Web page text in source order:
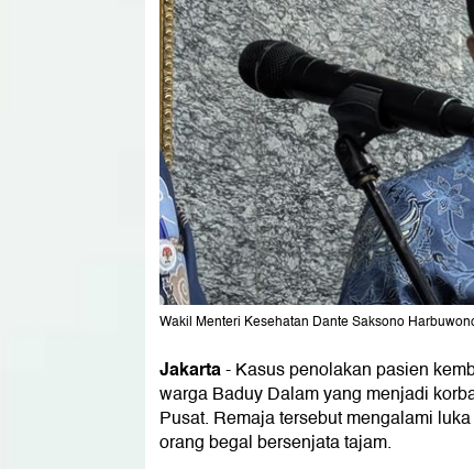
Wakil Menteri Kesehatan Dante Saksono
Jakarta-Kasus penolakan pasien
warga Baduy Dalam yang menjadi
Pusat. Remaja tersebut mengalami
orang begal bersenjata tajam.